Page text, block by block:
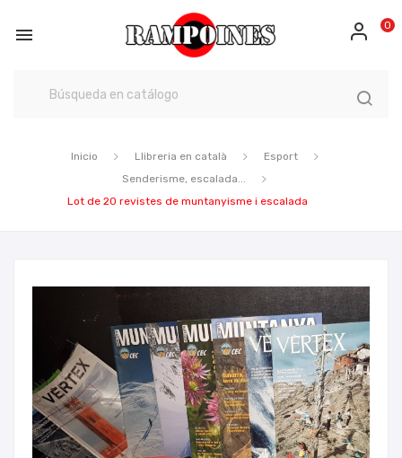
 0
Inicio Llibreria en català
Esport
Senderisme, escalada...
Lot de 20 revistes de muntanyisme i escalada